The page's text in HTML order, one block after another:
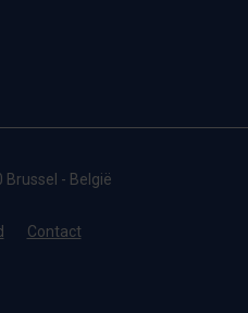
Brussel - België
Contact